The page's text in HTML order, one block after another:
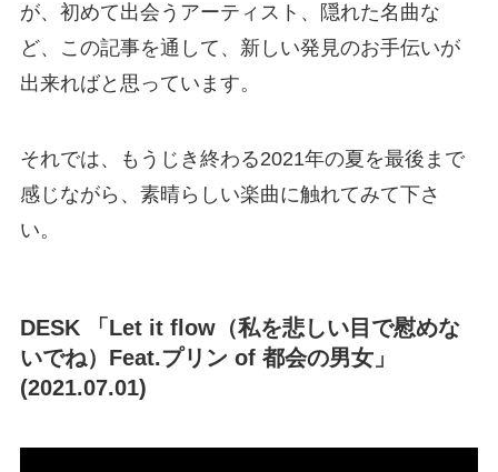
が、初めて出会うアーティスト、隠れた名曲な
ど、この記事を通して、新しい発見のお手伝いが
出来ればと思っています。
それでは、もうじき終わる2021年の夏を最後まで
感じながら、素晴らしい楽曲に触れてみて下さ
い。
DESK 「Let it flow（私を悲しい目で慰めな
いでね）Feat.プリン of 都会の男女」
(2021.07.01)